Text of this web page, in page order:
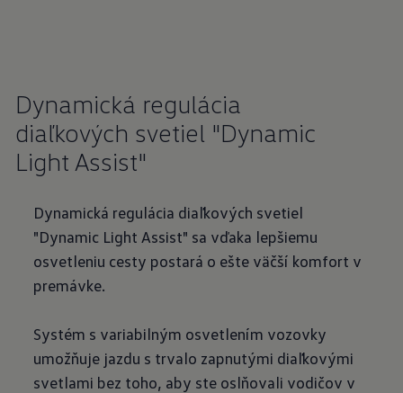
Dynamická regulácia
diaľkových svetiel "Dynamic
Light Assist"
Dynamická regulácia diaľkových svetiel
"Dynamic Light Assist" sa vďaka lepšiemu
osvetleniu cesty postará o ešte väčší komfort v
premávke.
Systém s variabilným osvetlením vozovky
umožňuje jazdu s trvalo zapnutými diaľkovými
svetlami bez toho, aby ste oslňovali vodičov v